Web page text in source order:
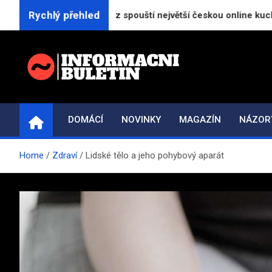
Rychlý přehledspouští největší českou online kuchařku
INFORMAČNÍ-
DOMÁCÍ NOVINKY MAGAZÍN
Home Zdraví Lidské tělo a jeho pohybový aparát